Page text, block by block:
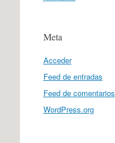
Meta
Acceder
Feed de entradas
Feed de comentarios
WordPress.org